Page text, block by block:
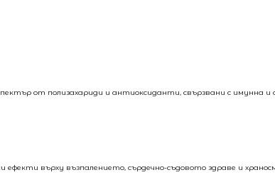
от полизахариди и антиоксиданти, свързвани с имунна и
върху възпалението, сърдечно-съдовото здраве и